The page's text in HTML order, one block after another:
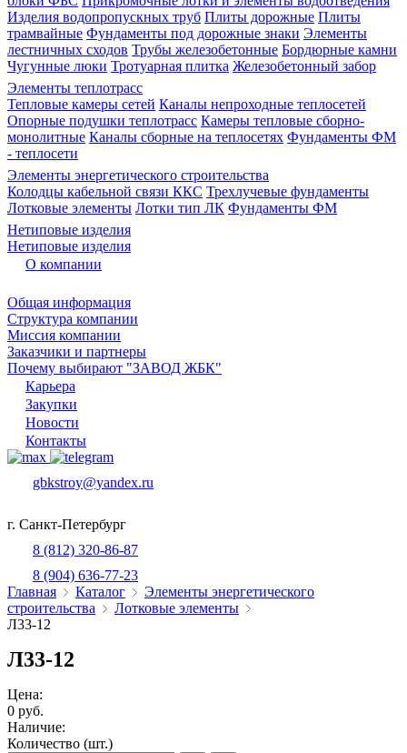
Изделия водопропускных труб Плиты дорожные Плиты
трамвайные Фундаменты под дорожные знаки Элементы
лестничных сходов Трубы железобетонные Бордюрные камни
Чугунные люки Тротуарная плитка Железобетонный забор
Элементы теплотрасс
Тепловые камеры сетей Каналы непроходные теплосетей
Опорные подушки теплотрасс Камеры тепловые сборно-
монолитные Каналы сборные на теплосетях Фундаменты ФМ
- теплосети
Элементы энергетического строительства
Колодцы кабельной связи ККС Трехлучевые фундаменты
Лотковые элементы Лотки тип ЛК Фундаменты ФМ
Нетиповые изделия
Нетиповые изделия
О компании
Общая информация
Структура компании
Миссия компании
Заказчики и партнеры
Почему выбирают "ЗАВОД ЖБК"
Карьера
Закупки
Новости
Контакты
gbkstroy@yandex.ru
г. Санкт-Петербург
8 (812) 320-86-87
8 (904) 636-77-23
Главная
Каталог
Элементы энергетического
строительства
Лотковые элементы
Л33-12
Л33-12
Цена:
0 руб.
Наличие:
Количество (шт.)